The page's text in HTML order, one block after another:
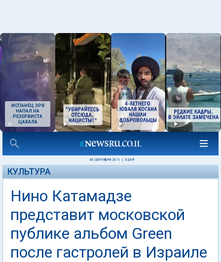
ИСПАНЕЦ ЗРЯ
НАПАЛ НА
РЕЗЕРВИСТА
ЦАХАЛА
08 СЕНТЯБРЯ 2011 02:09
КУЛЬТУРА
Нино Катамадзе
представит московской
публике альбом Green
после гастролей в Израиле